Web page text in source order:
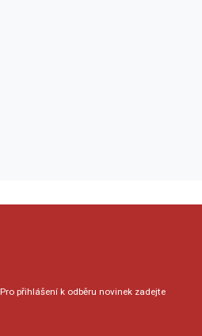
Pro přihlášení k odběru novinek zadejte